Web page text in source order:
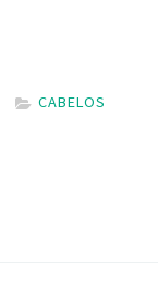
CABELOS